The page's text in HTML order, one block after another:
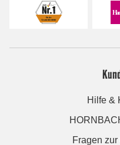
Hilfe &
Fragen